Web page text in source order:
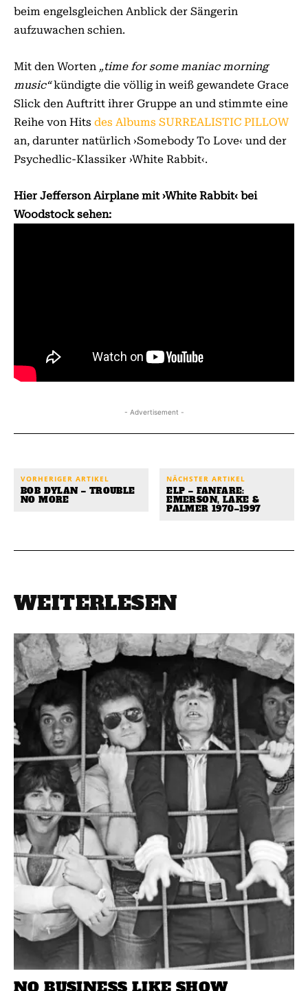
beim engelsgleichen Anblick der Sängerin
aufzuwachen schien.
Mit den Worten „time for some maniac morning
music“kündigte die völlig in weiß gewandete Grace
Slick den Auftritt ihrer Gruppe an und stimmte eine
Reihe von Hits des Albums SURREALISTIC PILLOW
an, darunter natürlich ›Somebody To Love‹ und der
Psychedlic-Klassiker ›White Rabbit‹.
Hier Jefferson Airplane mit ›White Rabbit‹ bei
Woodstock sehen:
- Advertisement -
VORHERIGER ARTIKEL
BOB DYLAN – TROUBLE
NO MORE
NÄCHSTER ARTIKEL
ELP – FANFARE:
EMERSON, LAKE &
PALMER 1970–1997
WEITERLESEN